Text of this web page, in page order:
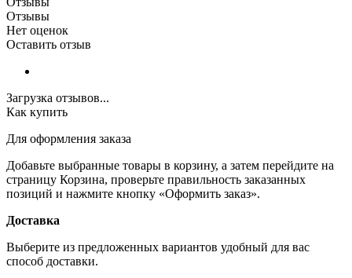
Отзывы
Нет оценок
Оставить отзыв
Загрузка отзывов...
Как купить
Для оформления заказа
Добавьте выбранные товары в корзину, а затем перейдите на
страницу Корзина, проверьте правильность заказанных
позиций и нажмите кнопку «Оформить заказ».
Доставка
Выберите из предложенных вариантов удобный для вас
способ доставки.